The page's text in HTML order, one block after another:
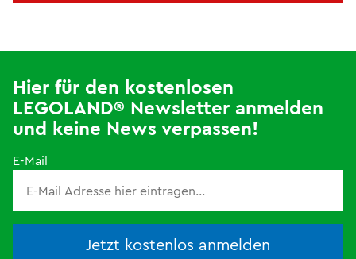
Hier für den kostenlosen
LEGOLAND® Newsletter anmelden
und keine News verpassen!
E-Mail
Jetzt kostenlos anmelden